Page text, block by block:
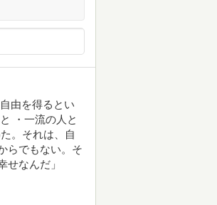
由を得るとい
・一流の人と
。それは、自
らでもない。そ
なんだ」